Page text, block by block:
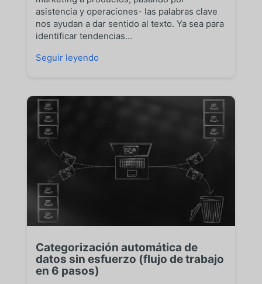
asistencia y operaciones- las palabras clave
nos ayudan a dar sentido al texto. Ya sea para
identificar tendencias...
Seguir leyendo
Categorización automática de
datos sin esfuerzo (flujo de trabajo
en 6 pasos)